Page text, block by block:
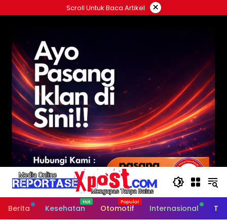
ke
Scroll Untuk Baca Artikel ×
Berita Kesehatan Otomotif Internasional